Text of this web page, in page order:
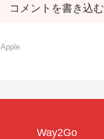
コメントを書き込む
Apple
Way2Go